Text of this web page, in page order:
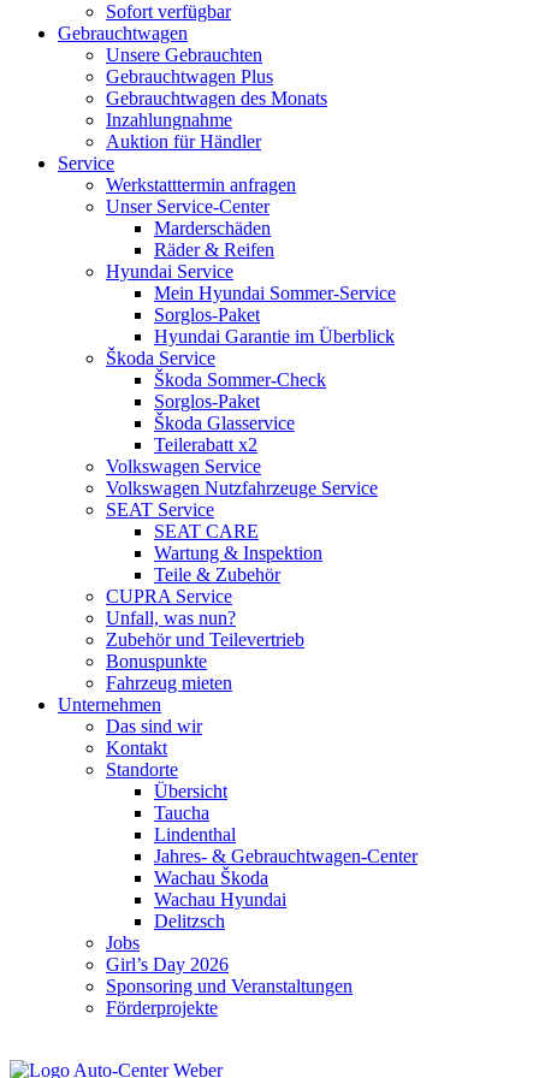
Sofort verfügbar
Gebrauchtwagen
Unsere Gebrauchten
Gebrauchtwagen Plus
Gebrauchtwagen des Monats
Inzahlungnahme
Auktion für Händler
Service
Werkstatttermin anfragen
Unser Service-Center
Marderschäden
Räder & Reifen
Hyundai Service
Mein Hyundai Sommer-Service
Sorglos-Paket
Hyundai Garantie im Überblick
Škoda Service
Škoda Sommer-Check
Sorglos-Paket
Škoda Glasservice
Teilerabatt x2
Volkswagen Service
Volkswagen Nutzfahrzeuge Service
SEAT Service
SEAT CARE
Wartung & Inspektion
Teile & Zubehör
CUPRA Service
Unfall, was nun?
Zubehör und Teilevertrieb
Bonuspunkte
Fahrzeug mieten
Unternehmen
Das sind wir
Kontakt
Standorte
Übersicht
Taucha
Lindenthal
Jahres- & Gebrauchtwagen-Center
Wachau Škoda
Wachau Hyundai
Delitzsch
Jobs
Girl’s Day 2026
Sponsoring und Veranstaltungen
Förderprojekte